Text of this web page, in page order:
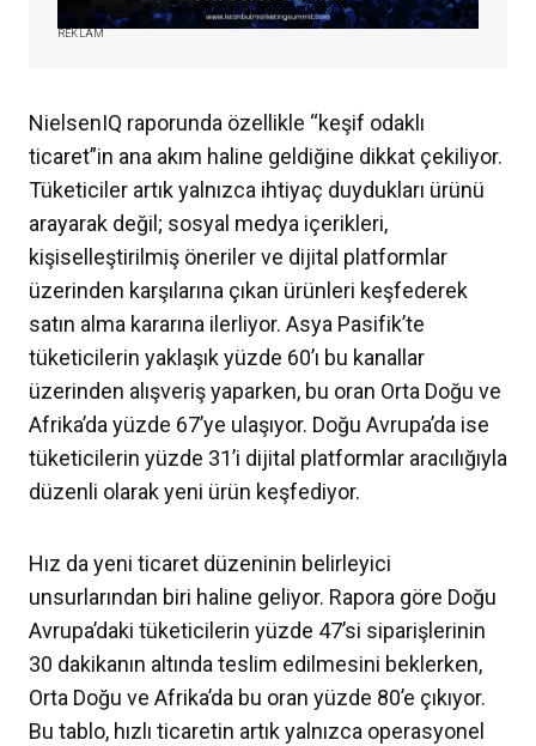
REKLAM
NielsenIQ raporunda özellikle “keşif odaklı
ticaret”in ana akım haline geldiğine dikkat çekiliyor.
Tüketiciler artık yalnızca ihtiyaç duydukları ürünü
arayarak değil; sosyal medya içerikleri,
kişiselleştirilmiş öneriler ve dijital platformlar
üzerinden karşılarına çıkan ürünleri keşfederek
satın alma kararına ilerliyor. Asya Pasifik’te
tüketicilerin yaklaşık yüzde 60’ı bu kanallar
üzerinden alışveriş yaparken, bu oran Orta Doğu ve
Afrika’da yüzde 67’ye ulaşıyor. Doğu Avrupa’da ise
tüketicilerin yüzde 31’i dijital platformlar aracılığıyla
düzenli olarak yeni ürün keşfediyor.
Hız da yeni ticaret düzeninin belirleyici
unsurlarından biri haline geliyor. Rapora göre Doğu
Avrupa’daki tüketicilerin yüzde 47’si siparişlerinin
30 dakikanın altında teslim edilmesini beklerken,
Orta Doğu ve Afrika’da bu oran yüzde 80’e çıkıyor.
Bu tablo, hızlı ticaretin artık yalnızca operasyonel